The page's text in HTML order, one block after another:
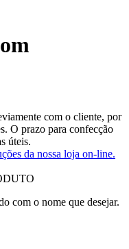
com o cliente, por
O prazo para confecção
úteis.
da nossa loja on-line.
com o nome que desejar.